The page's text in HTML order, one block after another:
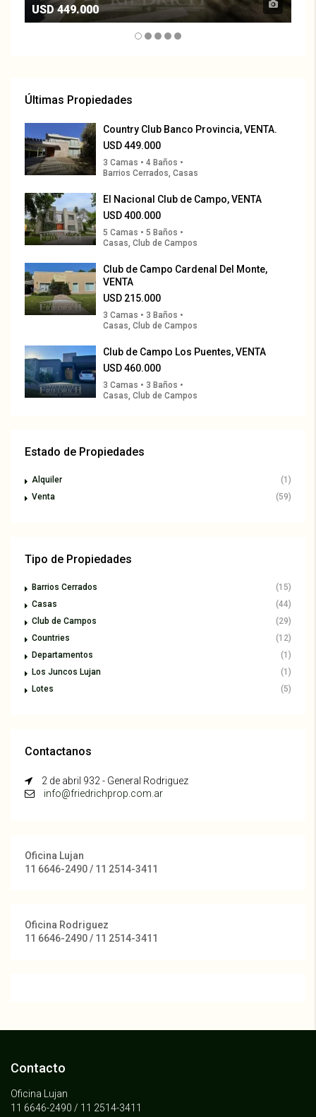
USD 449.000
Últimas Propiedades
Country Club Banco Provincia, VENTA.
USD 449.000
3 Camas • 4 Baños •
Barrios Cerrados, Casas
El Nacional Club de Campo, VENTA
USD 400.000
5 Camas • 5 Baños •
Casas, Club de Campos
Club de Campo Cardenal Del Monte,
VENTA
USD 215.000
3 Camas • 3 Baños •
Casas, Club de Campos
Club de Campo Los Puentes, VENTA
USD 460.000
3 Camas • 3 Baños •
Casas, Club de Campos
Estado de Propiedades
Alquiler
(1)
Venta
(59)
Tipo de Propiedades
Barrios Cerrados
(15)
Casas
(44)
Club de Campos
(29)
Countries
(12)
Departamentos
(1)
Los Juncos Lujan
(1)
Lotes
(5)
Contactanos
2 de abril 932 - General Rodriguez
info@friedrichprop.com.ar
Oficina Lujan
11 6646-2490 / 11 2514-3411
Oficina Rodriguez
11 6646-2490 / 11 2514-3411
Contacto
Oficina Lujan
11 6646-2490 / 11 2514-3411